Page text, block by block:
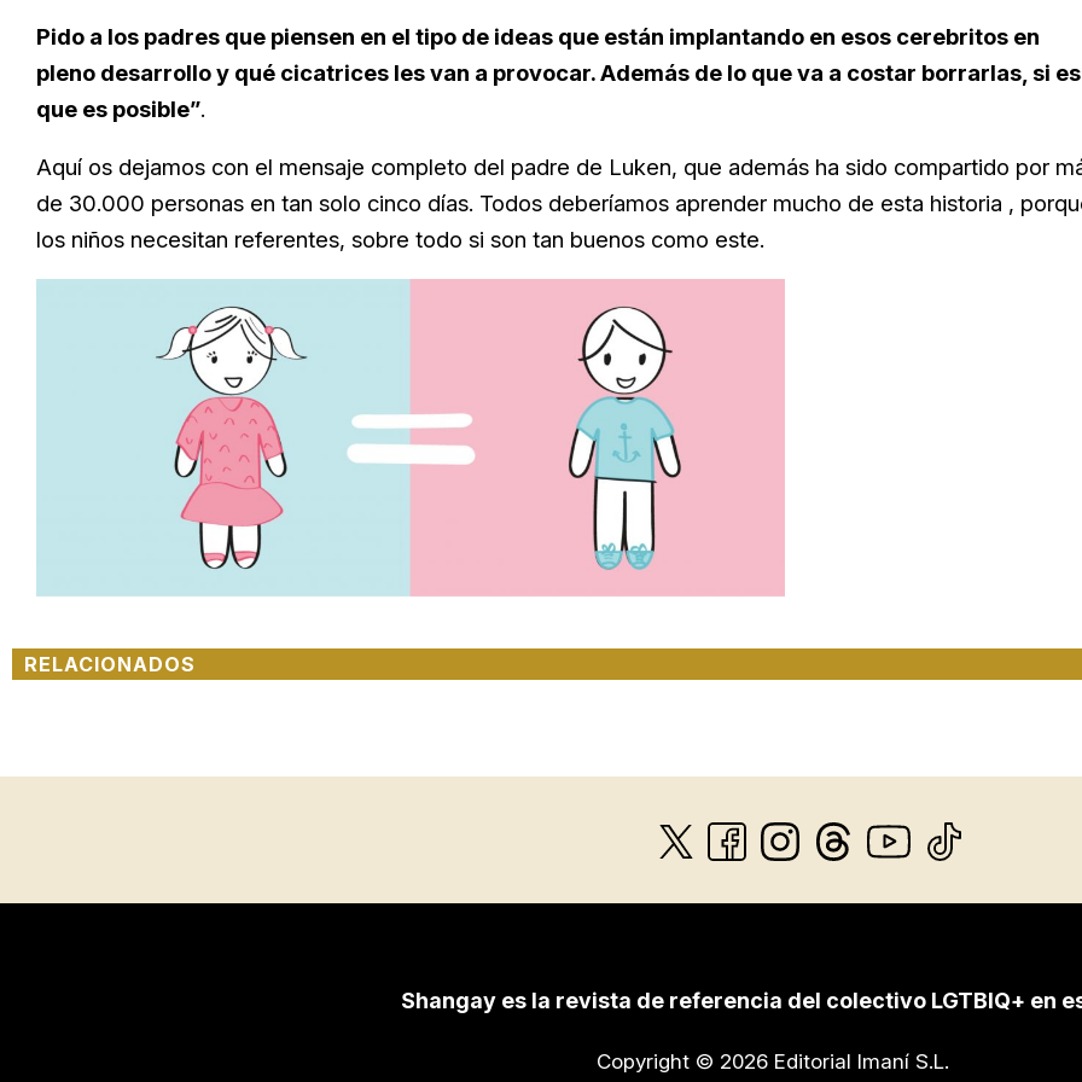
Pido a los padres que piensen en el tipo de ideas que están implantando en esos cerebritos en
pleno desarrollo y qué cicatrices les van a provocar. Además de lo que va a costar borrarlas, si es
que es posible”.
Aquí os dejamos con el mensaje completo del padre de Luken, que además ha sido compartido por
de 30.000 personas en tan solo cinco días. Todos deberíamos aprender mucho de esta historia ,
los niños necesitan referentes, sobre todo si son tan buenos como este.
RELACIONADOS
Shangay es la revista de referencia del colectivo LGTBIQ+ en
Copyright © 2026 Editorial Imaní S.L.